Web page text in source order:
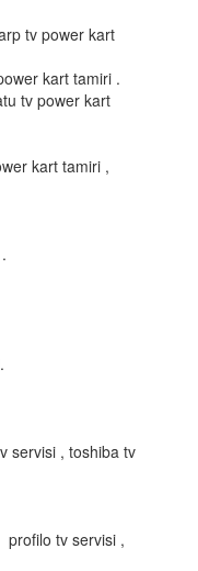
tv power kart
kart tamiri .
tv power kart
kart tamiri ,
servisi , toshiba tv
profilo tv servisi ,